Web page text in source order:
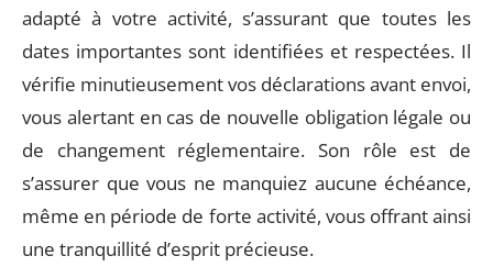
adapté à votre activité, s’assurant que toutes les
dates importantes sont identifiées et respectées. Il
vérifie minutieusement vos déclarations avant envoi,
vous alertant en cas de nouvelle obligation légale ou
de changement réglementaire. Son rôle est de
s’assurer que vous ne manquiez aucune échéance,
même en période de forte activité, vous offrant ainsi
une tranquillité d’esprit précieuse.